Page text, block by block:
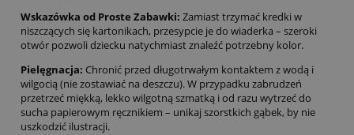
Wskazówka od Proste Zabawki: Zamiast trzymać kredki w
niszczących się kartonikach, przesypcie je do wiaderka – szeroki
otwór pozwoli dziecku natychmiast znaleźć potrzebny kolor.
Pielęgnacja: Chronić przed długotrwałym kontaktem z wodą i
wilgocią (nie zostawiać na deszczu). W przypadku zabrudzeń
przetrzeć miękką, lekko wilgotną szmatką i od razu wytrzeć do
sucha papierowym ręcznikiem – unikaj szorstkich gąbek, by nie
uszkodzić ilustracji.